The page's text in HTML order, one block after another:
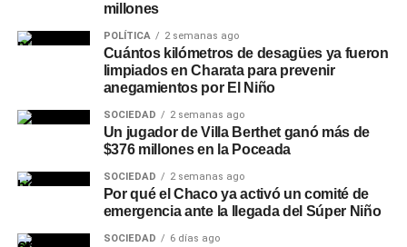
millones
POLÍTICA 2 semanas ago
Cuántos kilómetros de desagües ya fueron
limpiados en Charata para prevenir
anegamientos por El Niño
SOCIEDAD 2 semanas ago
Un jugador de Villa Berthet ganó más de
$376 millones en la Poceada
SOCIEDAD 2 semanas ago
Por qué el Chaco ya activó un comité de
emergencia ante la llegada del Súper Niño
SOCIEDAD 6 días ago